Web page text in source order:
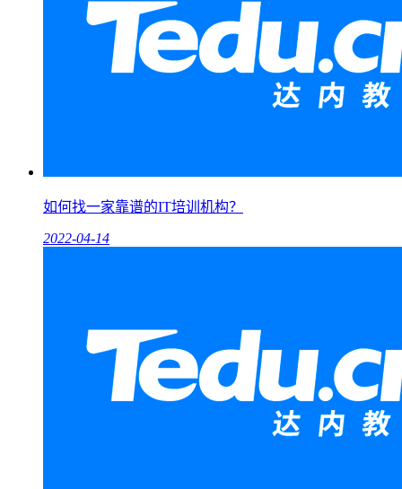
如何找一家靠谱的IT培训机构？
2022-04-14